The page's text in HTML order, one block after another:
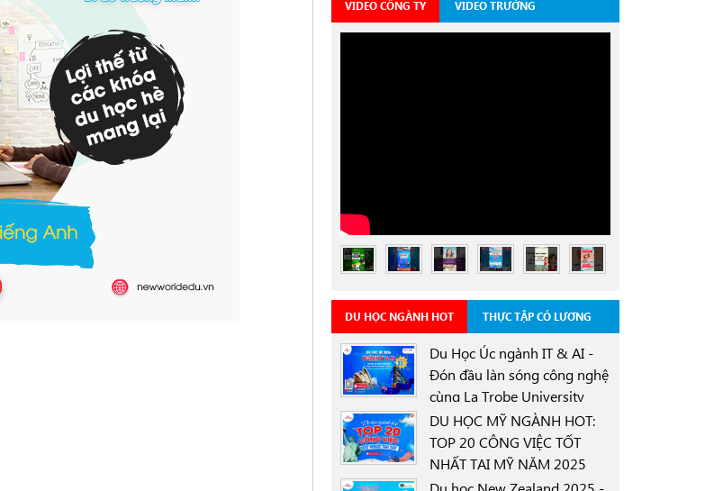
VIDEO CÔNG TY VIDEO TRƯỜNG
DU HỌC NGÀNH HOT THỰC TẬP CÓ LƯƠNG
Du Học Úc ngành IT & AI -
Đón đầu làn sóng công nghệ
cùng La Trobe University
Sydney Campus với học
bổng 30%
0000-00-00
DU HỌC MỸ NGÀNH HOT:
TOP 20 CÔNG VIỆC TỐT
NHẤT TẠI MỸ NĂM 2025